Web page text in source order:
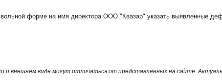
форме на имя директора ООО "Квазар" указать выявленные
и внешнем виде могут отличаться от представленных на сайте.